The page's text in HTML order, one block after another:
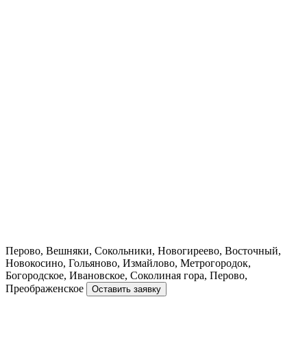
Перово, Вешняки, Сокольники, Новогиреево, Восточный,
Новокосино, Гольяново, Измайлово, Метрогородок,
Богородское, Ивановское, Соколиная гора, Перово,
Преображенское
Оставить заявку